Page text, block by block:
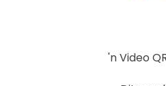
'n Video